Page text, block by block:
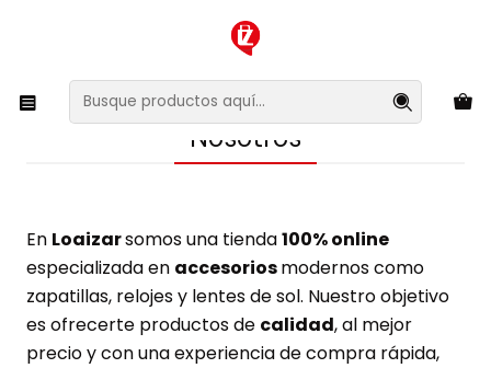
XMAS SALE ¡Compra antes de que la oferta termine!
Nosotros
En Loaizarsomos una tienda100% online
especializada en accesoriosmodernos como
zapatillas, relojes y lentes de sol. Nuestro objetivo
es ofrecerte productos de calidad, al mejor
precio y con una experiencia de compra rápida,